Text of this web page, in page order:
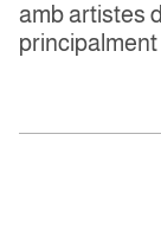
amb artistes